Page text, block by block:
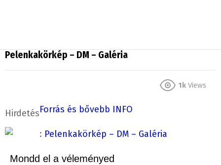
Pelenkakörkép – DM – Galéria
1k Views
HirdetésForrás és bővebb INFO
: Pelenkakörkép – DM – Galéria
Mondd el a véleményed